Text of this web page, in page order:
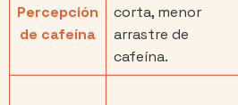
Percepción
de cafeína
corta, menor
arrastre de
cafeína.